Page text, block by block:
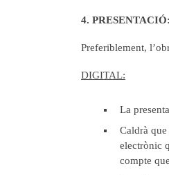
4. PRESENTACIÓ:
Preferiblement,
DIGITAL:
La
Caldrà
electrònic
compte